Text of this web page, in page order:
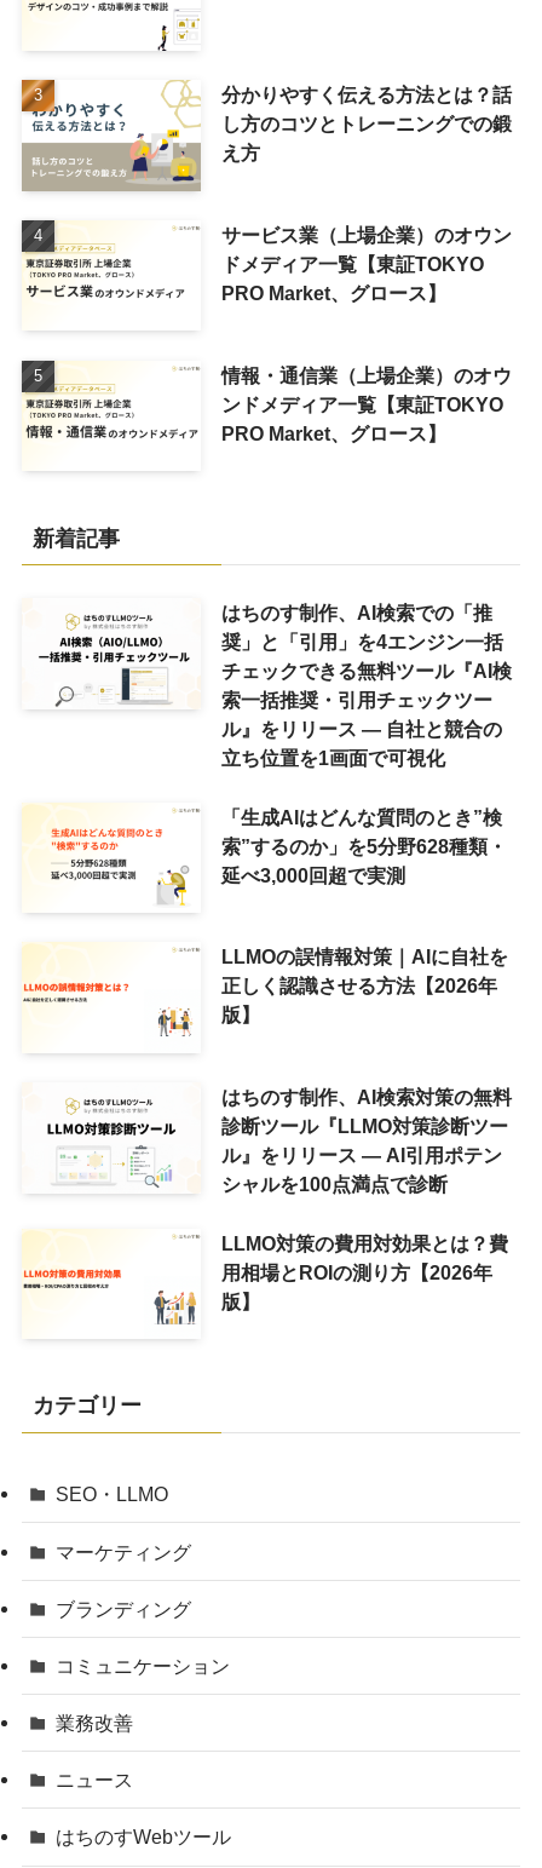
分かりやすく伝える方法とは？話
し方のコツとトレーニングでの鍛
え方
サービス業（上場企業）のオウン
ドメディア一覧【東証TOKYO
PRO Market、グロース】
情報・通信業（上場企業）のオウ
ンドメディア一覧【東証TOKYO
PRO Market、グロース】
新着記事
はちのす制作、AI検索での「推
奨」と「引用」を4エンジン一括
チェックできる無料ツール『AI検
索一括推奨・引用チェックツー
ル』をリリース ― 自社と競合の
立ち位置を1画面で可視化
「生成AIはどんな質問のとき”検
索”するのか」を5分野628種類・
延べ3,000回超で実測
LLMOの誤情報対策｜AIに自社を
正しく認識させる方法【2026年
版】
はちのす制作、AI検索対策の無料
診断ツール『LLMO対策診断ツー
ル』をリリース ― AI引用ポテン
シャルを100点満点で診断
LLMO対策の費用対効果とは？費
用相場とROIの測り方【2026年
版】
カテゴリー
SEO・LLMO
マーケティング
ブランディング
コミュニケーション
業務改善
ニュース
はちのすWebツール